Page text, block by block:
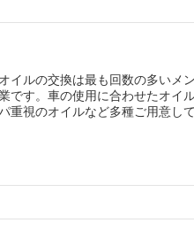
イルの交換は最も回数の多いメ
です。車の使用に合わせたオイ
重視のオイルなど多種ご用意し